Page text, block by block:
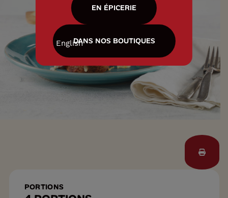
PORTIONS
EN ÉPICERIE
DANS NOS BOUTIQUES
English